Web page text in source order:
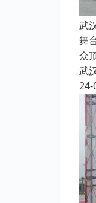
武
舞
众
武
24-